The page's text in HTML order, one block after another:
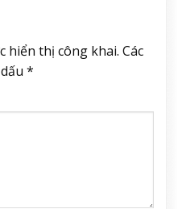
hiển thị công khai. Các
*